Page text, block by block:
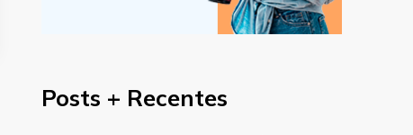
Posts + Recentes